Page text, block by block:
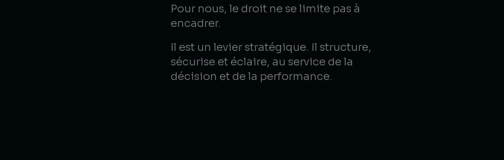
Pour nous, le droit ne se limite pas à
encadrer.
Il est un levier stratégique. Il structure,
sécurise et éclaire, au service de la
décision et de la performance.